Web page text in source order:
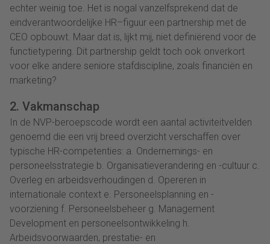
echter weinig toe. Het is nogal vanzelfsprekend dat de
eindverantwoordelijke HR–figuur een partnership met de
CEO opbouwt Maar dat is, lijkt mij, niet definiërend voor de
functietypering. Dit partnership geldt toch ook onverkort
voor elke andere seniore stafdiscipline, zoals financiën en
marketing?
2. Vakmanschap
In de NVP-beroepscode wordt een aantal activiteitvelden
genoemd die een vrij breed overzicht verschaffen over
typische HR-competenties: a. Ondernemings- en
personeelsstrategie b. Organisatieverandering en -cultuur c.
Overleg en arbeidsverhoudingen d. Opereren in
internationale context e. Personeelsplanning en -
voorziening f. Personeelsbeheer g. Management
Development en personeelsontwikkeling h.
Arbeidsvoorwaarden, prestatie- en